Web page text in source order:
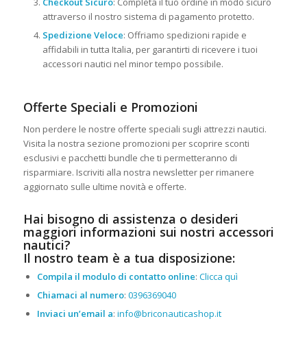
attraverso il nostro sistema di pagamento protetto.
Spedizione Veloce: Offriamo spedizioni rapide e
affidabili in tutta Italia, per garantirti di ricevere i tuoi
accessori nautici nel minor tempo possibile.
Offerte Speciali e Promozioni
Non perdere le nostre offerte speciali sugli attrezzi nautici.
Visita la nostra sezione promozioni per scoprire sconti
esclusivi e pacchetti bundle che ti permetteranno di
risparmiare. Iscriviti alla nostra newsletter per rimanere
aggiornato sulle ultime novità e offerte.
Hai bisogno di assistenza o desideri
maggiori informazioni sui nostri accessori
nautici?
Il nostro team è a tua disposizione:
Compila il modulo di contatto online: Clicca quì
Chiamaci al numero: 0396369040
Inviaci un’email a: info@briconauticashop.it